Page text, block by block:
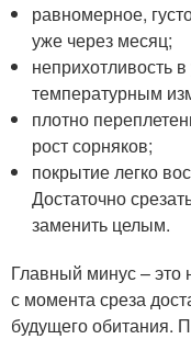
равномерное,
уже через месяц;
неприхотливость
температурным
плотно
рост сорняков;
покрытие легко
Достаточно
заменить целым.
Главный минус – это
с момента среза
будущего обитания.